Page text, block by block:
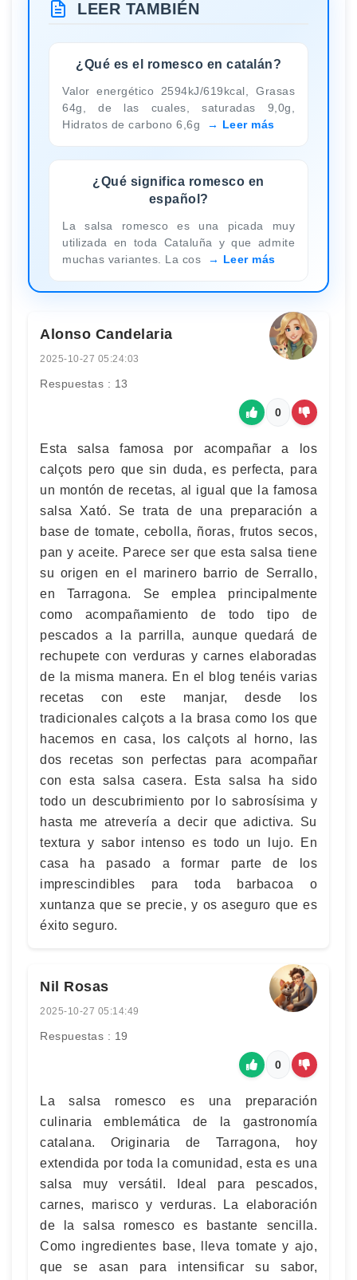
LEER TAMBIÉN
¿Qué es el romesco en catalán?
Valor energético 2594kJ/619kcal, Grasas
64g, de las cuales, saturadas 9,0g,
Hidratos de carbono 6,6g
Leer más
¿Qué significa romesco en
español?
La salsa romesco es una picada muy
utilizada en toda Cataluña y que admite
muchas variantes. La cos
Leer más
Alonso Candelaria
2025-10-27 05:24:03
Respuestas : 13
0
Esta salsa famosa por acompañar a los
calçots pero que sin duda, es perfecta, para
un montón de recetas, al igual que la famosa
salsa Xató. Se trata de una preparación a
base de tomate, cebolla, ñoras, frutos secos,
pan y aceite. Parece ser que esta salsa tiene
su origen en el marinero barrio de Serrallo,
en Tarragona. Se emplea principalmente
como acompañamiento de todo tipo de
pescados a la parrilla, aunque quedará de
rechupete con verduras y carnes elaboradas
de la misma manera. En el blog tenéis varias
recetas con este manjar, desde los
tradicionales calçots a la brasa como los que
hacemos en casa, los calçots al horno, las
dos recetas son perfectas para acompañar
con esta salsa casera. Esta salsa ha sido
todo un descubrimiento por lo sabrosísima y
hasta me atrevería a decir que adictiva. Su
textura y sabor intenso es todo un lujo. En
casa ha pasado a formar parte de los
imprescindibles para toda barbacoa o
xuntanza que se precie, y os aseguro que es
éxito seguro.
Nil Rosas
2025-10-27 05:14:49
Respuestas : 19
0
La salsa romesco es una preparación
culinaria emblemática de la gastronomía
catalana. Originaria de Tarragona, hoy
extendida por toda la comunidad, esta es una
salsa muy versátil. Ideal para pescados,
carnes, marisco y verduras. La elaboración
de la salsa romesco es bastante sencilla.
Como ingredientes base, lleva tomate y ajo,
que se asan para intensificar su sabor,